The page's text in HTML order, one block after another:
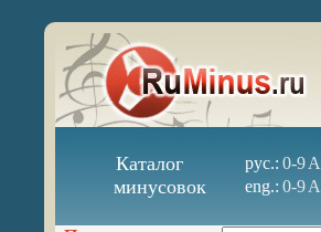
Каталог
минусовок
рус.: 0-9А
eng.: 0-9A